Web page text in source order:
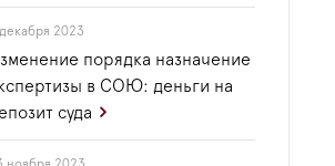
2023
порядка назначение
в СОЮ: деньги на
суда